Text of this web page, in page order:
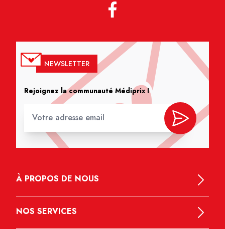
NEWSLETTER
Rejoignez la communauté Médiprix !
À PROPOS DE NOUS
NOS SERVICES